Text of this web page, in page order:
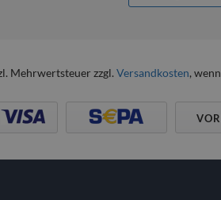
Mehrwertsteuer zzgl. Versandkosten,